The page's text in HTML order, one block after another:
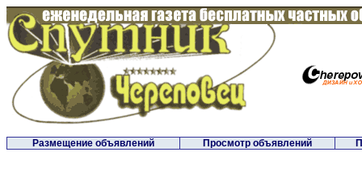
Размещение объявлений Просмотр объявлений